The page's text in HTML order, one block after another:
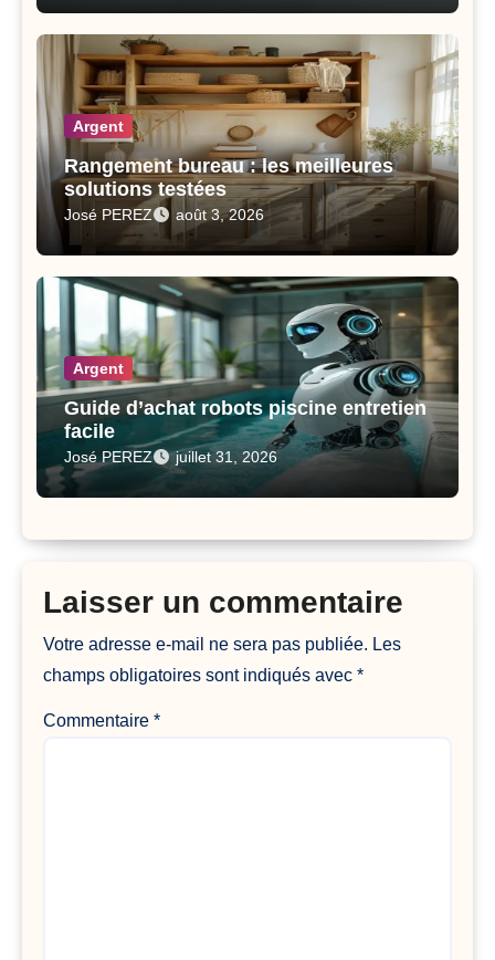
Argent
Rangement bureau : les meilleures
solutions testées
José PEREZ août 3, 2026
Argent
Guide d’achat robots piscine entretien
facile
José PEREZ juillet 31, 2026
Laisser un commentaire
Votre adresse e-mail ne sera pas publiée. Les
champs obligatoires sont indiqués avec*
Commentaire*